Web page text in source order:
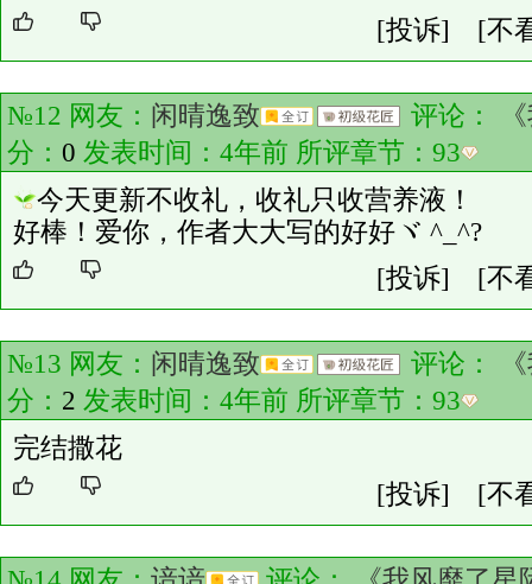
[投诉]
[不
№12 网友： 闲晴逸致 评论：
分： 0 发表时间：4年前 所评章节： 93
今天更新不收礼，收礼只收营养液！
好棒！爱你，作者大大写的好好ヾ ^_^?
[投诉]
[不
№13 网友： 闲晴逸致 评论：
分： 2 发表时间：4年前 所评章节： 93
完结撒花
[投诉]
[不